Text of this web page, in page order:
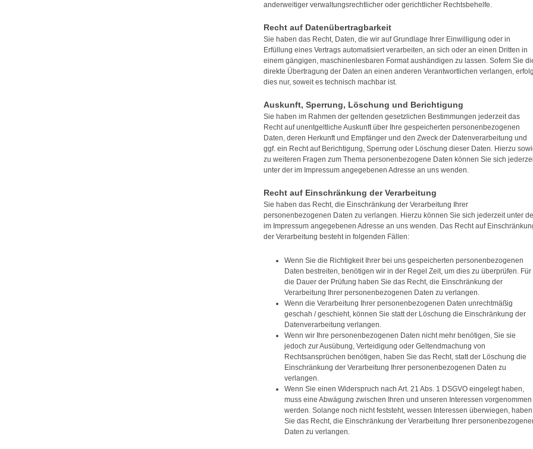
anderweitiger verwaltungsrechtlicher oder gerichtlicher Rechtsbehelfe.
Recht auf Datenübertragbarkeit
Sie haben das Recht, Daten, die wir auf Grundlage Ihrer Einwilligung oder in
Erfüllung eines Vertrags automatisiert verarbeiten, an sich oder an einen Dritten in
einem gängigen, maschinenlesbaren Format aushändigen zu lassen. Sofern Sie
direkte Übertragung der Daten an einen anderen Verantwortlichen verlangen,
dies nur, soweit es technisch machbar ist.
Auskunft, Sperrung, Löschung und Berichtigung
Sie haben im Rahmen der geltenden gesetzlichen Bestimmungen jederzeit das
Recht auf unentgeltliche Auskunft über Ihre gespeicherten personenbezogenen
Daten, deren Herkunft und Empfänger und den Zweck der Datenverarbeitung und
ggf. ein Recht auf Berichtigung, Sperrung oder Löschung dieser Daten. Hierzu
zu weiteren Fragen zum Thema personenbezogene Daten können Sie sich
unter der im Impressum angegebenen Adresse an uns wenden.
Recht auf Einschränkung der Verarbeitung
Sie haben das Recht, die Einschränkung der Verarbeitung Ihrer
personenbezogenen Daten zu verlangen. Hierzu können Sie sich jederzeit unter
im Impressum angegebenen Adresse an uns wenden. Das Recht auf
der Verarbeitung besteht in folgenden Fällen:
Wenn Sie die Richtigkeit Ihrer bei uns gespeicherten personenbezogenen
Daten bestreiten, benötigen wir in der Regel Zeit, um dies zu überprüfen. Für
die Dauer der Prüfung haben Sie das Recht, die Einschränkung der
Verarbeitung Ihrer personenbezogenen Daten zu verlangen.
Wenn die Verarbeitung Ihrer personenbezogenen Daten unrechtmäßig
geschah / geschieht, können Sie statt der Löschung die Einschränkung der
Datenverarbeitung verlangen.
Wenn wir Ihre personenbezogenen Daten nicht mehr benötigen, Sie sie
jedoch zur Ausübung, Verteidigung oder Geltendmachung von
Rechtsansprüchen benötigen, haben Sie das Recht, statt der Löschung die
Einschränkung der Verarbeitung Ihrer personenbezogenen Daten zu
verlangen.
Wenn Sie einen Widerspruch nach Art. 21 Abs. 1 DSGVO eingelegt haben,
muss eine Abwägung zwischen Ihren und unseren Interessen vorgenommen
werden. Solange noch nicht feststeht, wessen Interessen überwiegen, haben
Sie das Recht, die Einschränkung der Verarbeitung Ihrer
Daten zu verlangen.